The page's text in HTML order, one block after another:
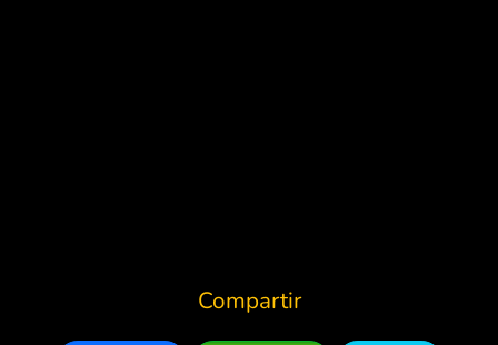
Compartir